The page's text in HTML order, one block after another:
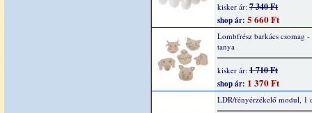
kisker ár: 7 340 Ft
shop ár: 5 660 Ft
Lombfrész barkács csomag
tanya
kisker ár: 1 710 Ft
shop ár: 1 370 Ft
LDR/fényérzékelő modul, 1